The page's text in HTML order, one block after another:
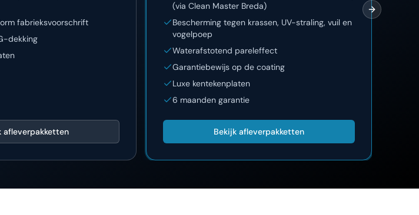
fabrieksvoorschrift
dekking
afleverpakketten
(via Clean Master Breda)
Bescherming tegen krassen, UV-straling, vuil en
vogelpoep
Waterafstotend pareleffect
Garantiebewijs op de coating
Luxe kentekenplaten
6 maanden garantie
Bekijk afleverpakketten
Next slide